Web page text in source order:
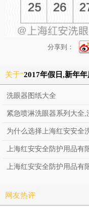
分享到：
关于“2017年假日,新年
洗眼器图纸大全
紧急喷淋洗眼器系列大全
家
为什么选择上海红安安全
上海红安安全防护用品有
上海红安安全防护用品有
网友热评